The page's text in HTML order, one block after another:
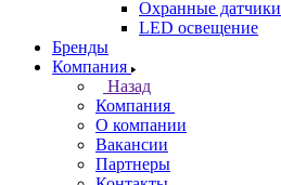
Охранные датчики
LED освещение
Бренды
Компания
Назад
Компания
О компании
Вакансии
Партнеры